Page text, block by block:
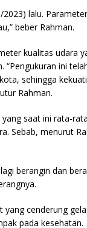
lalu.
beber Rahman.
kualitas udara
“Pengukuran ini
sehingga
Rahman.
saat ini rata-
Sebab, menurut
berangin dan
cenderung
pada kesehatan.